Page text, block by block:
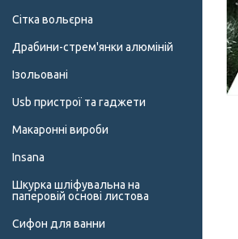
Сітка вольєрна
Драбини-стрем'янки алюміній
Ізольовані
Usb пристрої та гаджети
Макаронні вироби
Insana
Шкурка шліфувальна на
паперовій основі листова
Сифон для ванни